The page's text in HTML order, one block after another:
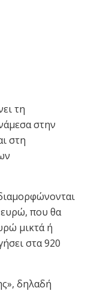
τη
στην
στη
ευρώ, που θα
μικτά ή
στα 920
δηλαδή